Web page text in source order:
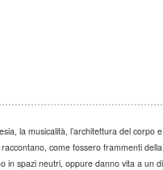
la musicalità, l’architettura del
come fossero frammenti
spazi neutri, oppure danno vita a